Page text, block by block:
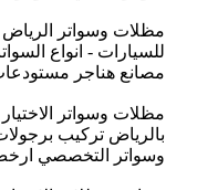
مظلات وسواتر الرياض
للسيارات - انواع
مصانع هناجر
مظلات وسواتر
بالرياض تركيب
وسواتر التخصصي